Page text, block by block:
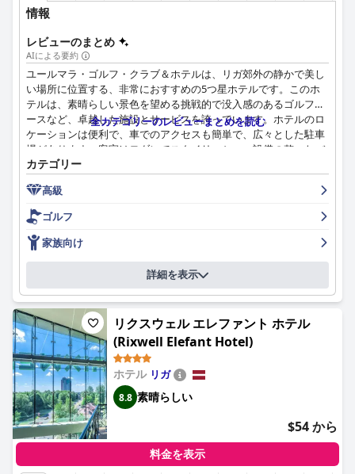
情報
レビューのまとめ
AIによる要約
ユールマラ・ゴルフ・クラブ＆ホテルは、リガ郊外の静かで美し
い場所に位置する、非常におすすめの5つ星ホテルです。このホ
テルは、素晴らしい景色を望める挑戦的で没入感のあるゴルフコ
ースなど、卓越した施設とサービスを誇っています。ホテルのロ
ケーションは便利で、車でのアクセスも簡単で、広々とした駐車
場があります。客室はモダンでスタイリッシュ、設備の整ったバ
ルコニーと広々としたバスルームが備わっています。朝食は、そ
の種類と新鮮さでゲストから高く評価されており、レストランで
は美味しい食事と素晴らしいスタッフが提供されています。ホテ
ルスタッフはフレンドリーでプロフェッショナルであり、多くの
ゲストが彼らの親切さと親切さを称賛しています。ホテルは豪華
でリラックスできる雰囲気を提供しており、完璧な隠れ家として
理想的な場所です。
全カテゴリーのレビューまとめを読む
カテゴリー
高級
ゴルフ
家族向け
詳細を表示
リクスウェル エレファント ホテル
(Rixwell Elefant Hotel)
ホテル リガ
8.8 素晴らしい
$54 から
料金を表示